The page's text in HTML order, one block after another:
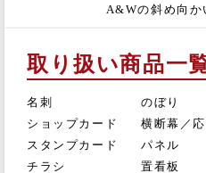
A&Wの斜め向か
取り扱い商品一
名刺
ショップカード
スタンプカード
チラシ
のぼり
横断幕／
パネル
置看板